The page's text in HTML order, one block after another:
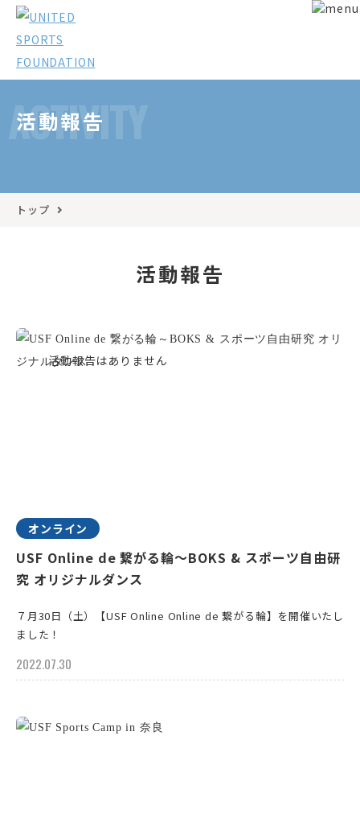
ACTIVITY
活動報告
トップ
活動報告
オンライン
USF Online de 繋がる輪～BOKS & スポーツ自由研
究 オリジナルダンス
７月30日（土）【USF Online Online de 繋がる輪】を開催いたし
ました！
2022.07.30